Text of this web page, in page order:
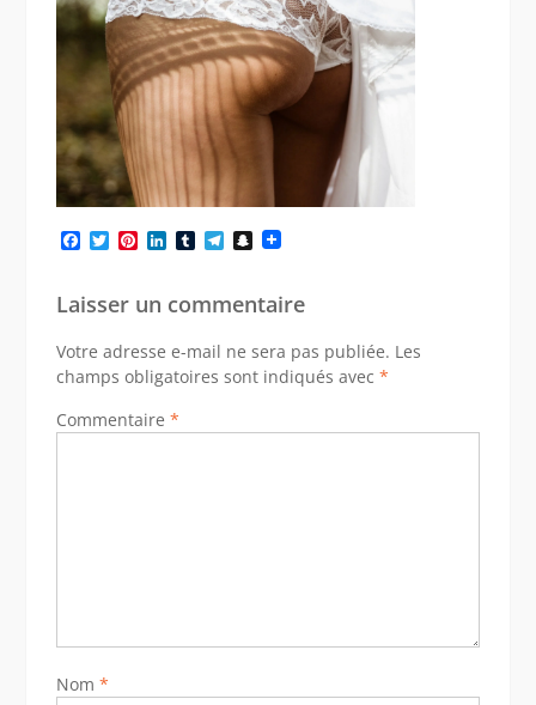
Laisser un commentaire
Votre adresse e-mail ne sera pas publiée. Les
champs obligatoires sont indiqués avec *
Commentaire *
Nom *